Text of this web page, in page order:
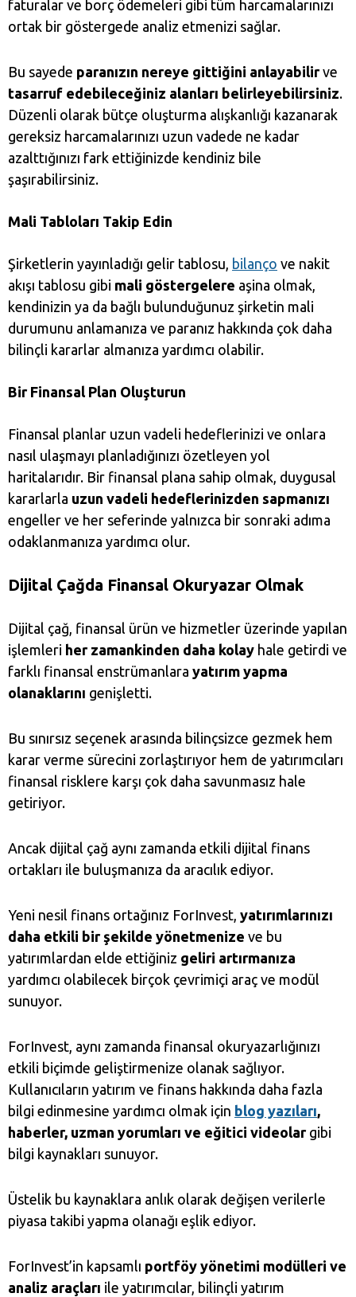
faturalar ve borç ödemeleri gibi tüm harcamalarınızı
ortak bir göstergede analiz etmenizi sağlar.
Bu sayede paranızın nereye gittiğini anlayabilirve
tasarruf edebileceğiniz alanları belirleyebilirsiniz.
Düzenli olarak bütçe oluşturma alışkanlığı kazanarak
gereksiz harcamalarınızı uzun vadede ne kadar
azalttığınızı fark ettiğinizde kendiniz bile
şaşırabilirsiniz.
Mali Tabloları Takip Edin
Şirketlerin yayınladığı gelir tablosu, bilanço ve nakit
akışı tablosu gibi mali göstergelere aşina olmak,
kendinizin ya da bağlı bulunduğunuz şirketin mali
durumunu anlamanıza ve paranız hakkında çok daha
bilinçli kararlar almanıza yardımcı olabilir.
Bir Finansal Plan Oluşturun
Finansal planlar uzun vadeli hedeflerinizi ve onlara
nasıl ulaşmayı planladığınızı özetleyen yol
haritalarıdır. Bir finansal plana sahip olmak, duygusal
kararlarla uzun vadeli hedeflerinizden sapmanızı
engeller ve her seferinde yalnızca bir sonraki adıma
odaklanmanıza yardımcı olur.
Dijital Çağda Finansal Okuryazar Olmak
Dijital çağ, finansal ürün ve hizmetler üzerinde yapılan
işlemleri her zamankinden daha kolay hale getirdi ve
farklı finansal enstrümanlara yatırım yapma
olanaklarını genişletti.
Bu sınırsız seçenek arasında bilinçsizce gezmek hem
karar verme sürecini zorlaştırıyor hem de yatırımcıları
finansal risklere karşı çok daha savunmasız hale
getiriyor.
Ancak dijital çağ aynı zamanda etkili dijital finans
ortakları ile buluşmanıza da aracılık ediyor.
Yeni nesil finans ortağınız ForInvest, yatırımlarınızı
daha etkili bir şekilde yönetmenize ve bu
yatırımlardan elde ettiğiniz geliri artırmanıza
yardımcı olabilecek birçok çevrimiçi araç ve modül
sunuyor.
ForInvest, aynı zamanda finansal okuryazarlığınızı
etkili biçimde geliştirmenize olanak sağlıyor.
Kullanıcıların yatırım ve finans hakkında daha fazla
bilgi edinmesine yardımcı olmak için blog yazıları,
haberler, uzman yorumları ve eğitici videolargibi
bilgi kaynakları sunuyor.
Üstelik bu kaynaklara anlık olarak değişen verilerle
piyasa takibi yapma olanağı eşlik ediyor.
ForInvest’in kapsamlı portföy yönetimi modülleri ve
analiz araçları ile yatırımcılar, bilinçli yatırım